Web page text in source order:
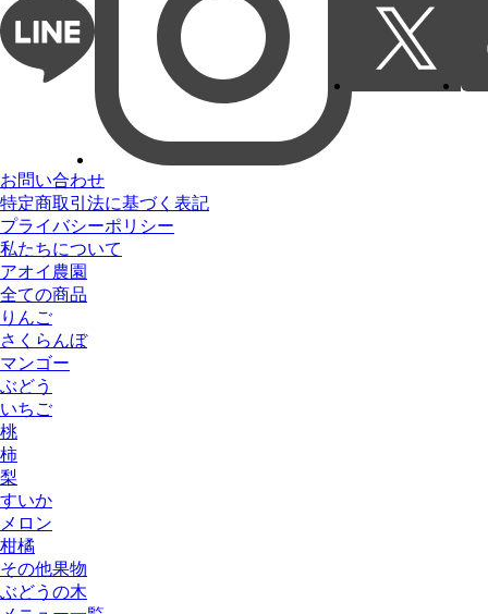
お問い合わせ
特定商取引法に基づく表記
プライバシーポリシー
私たちについて
アオイ農園
全ての商品
りんご
さくらんぼ
マンゴー
ぶどう
いちご
桃
柿
梨
すいか
メロン
柑橘
その他果物
ぶどうの木